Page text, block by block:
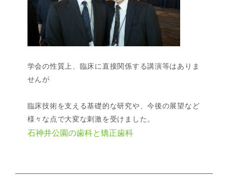
学会の性質上、臨床に直接関係する講演等はありま
せんが
臨床技術を支える基礎的な研究や、今後の展望など
様々な点で大変な刺激を受けました。
石神井公園の歯科と矯正歯科